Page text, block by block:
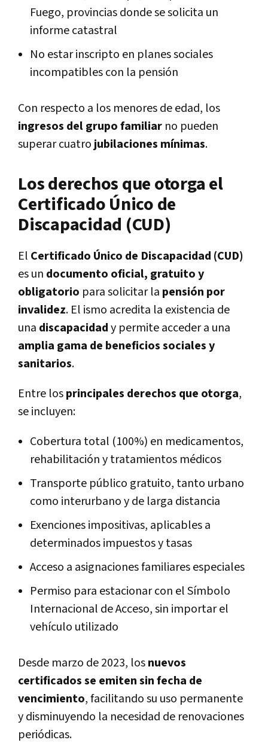
Fuego, provincias donde se solicita un
informe catastral
No estar inscripto en planes sociales
incompatibles con la pensión
Con respecto a los menores de edad, los
ingresos del grupo familiar no pueden
superar cuatro jubilaciones mínimas.
Los derechos que otorga el
Certificado Único de
Discapacidad (CUD)
El Certificado Único de Discapacidad (CUD)
es un documento oficial, gratuito y
obligatorio para solicitar la pensión por
invalidez. El ismo acredita la existencia de
una discapacidady permite acceder a una
amplia gama de beneficios sociales y
sanitarios.
Entre losprincipales derechos que otorga,
se incluyen:
Cobertura total (100%) en medicamentos,
rehabilitación y tratamientos médicos
Transporte público gratuito, tanto urbano
como interurbano y de larga distancia
Exenciones impositivas, aplicables a
determinados impuestos y tasas
Acceso a asignaciones familiares especiales
Permiso para estacionar con el Símbolo
Internacional de Acceso, sin importar el
vehículo utilizado
Desde marzo de 2023, losnuevos
certificados se emiten sin fecha de
vencimiento, facilitando su uso permanente
y disminuyendo la necesidad de renovaciones
periódicas.